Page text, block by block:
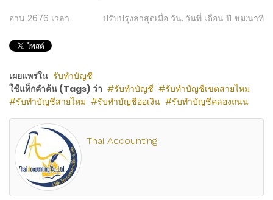
อ่าน 2676 เวลา ปรับปรุงล่าสุดเมื่อ วัน, วันที่ เดือน ปี ชม:นาที
เผยแพร่ใน รับทำบัญชี
ใช้แท็กคำค้น (Tags) ว่า
รับทำบัญชี
รับทำบัญชีเขตสายไหม
รับทำบัญชีสายไหม
รับทำบัญชีออเงิน รับทำบัญชีคลองถนน
Thai Accounting